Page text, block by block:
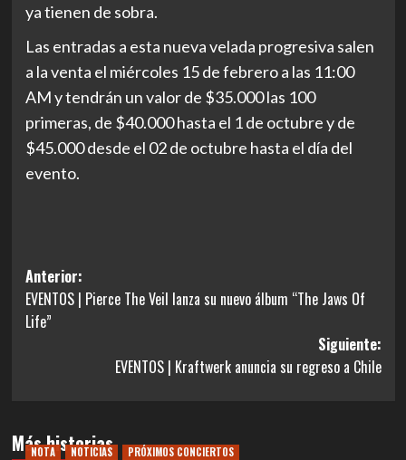
ya tienen de sobra.
Las entradas a esta nueva velada progresiva salen
a la venta el miércoles 15 de febrero a las 11:00
AM y tendrán un valor de $35.000 las 100
primeras, de $40.000 hasta el 1 de octubre y de
$45.000 desde el 02 de octubre hasta el día del
evento.
Navegación
de
entradas
Anterior:
EVENTOS | Pierce The Veil lanza su nuevo álbum “The Jaws Of
Life”
Siguiente:
EVENTOS | Kraftwerk anuncia su regreso a Chile
Más historias
NOTA NOTICIAS PRÓXIMOS CONCIERTOS